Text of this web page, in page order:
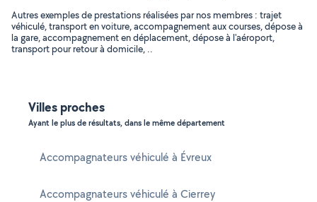
Autres exemples de prestations réalisées par nos membres : trajet
véhiculé, transport en voiture, accompagnement aux courses, dépose à
la gare, accompagnement en déplacement, dépose à l'aéroport,
transport pour retour à domicile, ..
Villes proches
Ayant le plus de résultats, dans le même département
Accompagnateurs véhiculé à Évreux
Accompagnateurs véhiculé à Cierrey